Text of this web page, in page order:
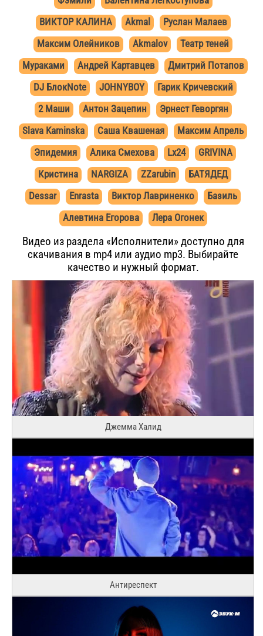
ВИКТОР КАЛИНА
Akmal
Руслан Малаев
Максим Олейников
Akmalov
Театр теней
Мураками
Андрей Картавцев
Дмитрий Потапов
DJ БлокNote
JOHNYBOY
Гарик Кричевский
2 Маши
Антон Зацепин
Эрнест Геворгян
Slava Kaminska
Саша Квашеная
Максим Апрель
Эпидемия
Алика Смехова Lx24
GRIVINA
Кристина
NARGIZA ZZarubin
БАТЯДЕД
Dessar
Enrasta Виктор Лавриненко
Базиль
Алевтина Егорова
Лера Огонек
Видео из раздела «Исполнители» доступно для
скачивания в mp4 или аудио mp3. Выбирайте
качество и нужный формат.
Джемма Халид
Антиреспект